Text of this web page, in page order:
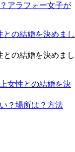
アラフォー女子が
の結婚を決めまし
の結婚を決めまし
女性との結婚を決
？場所は？方法